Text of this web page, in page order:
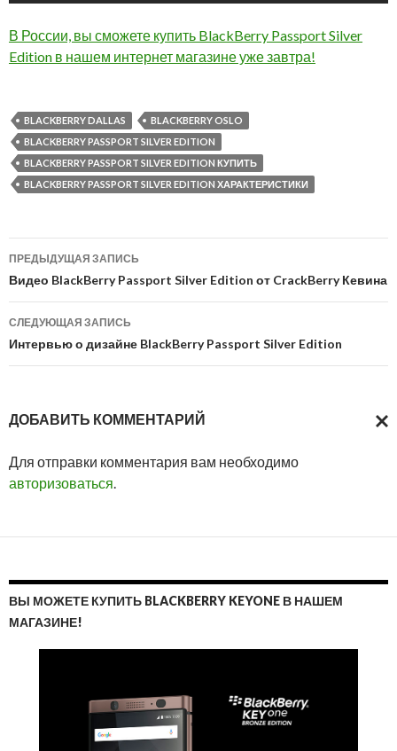
В России, вы сможете купить BlackBerry Passport Silver
Edition в нашем интернет магазине уже завтра!
BLACKBERRY DALLAS
BLACKBERRY OSLO
BLACKBERRY PASSPORT SILVER EDITION
BLACKBERRY PASSPORT SILVER EDITION КУПИТЬ
BLACKBERRY PASSPORT SILVER EDITION ХАРАКТЕРИСТИКИ
Навигация
по
записям
ПРЕДЫДУЩАЯ ЗАПИСЬ
Видео BlackBerry Passport Silver Edition от CrackBerry Кевина
СЛЕДУЮЩАЯ ЗАПИСЬ
Интервью о дизайне BlackBerry Passport Silver Edition
ДОБАВИТЬ КОММЕНТАРИЙ
Для отправки комментария вам необходимо
авторизоваться.
ВЫ МОЖЕТЕ КУПИТЬ BLACKBERRY KEYONE В НАШЕМ
МАГАЗИНЕ!